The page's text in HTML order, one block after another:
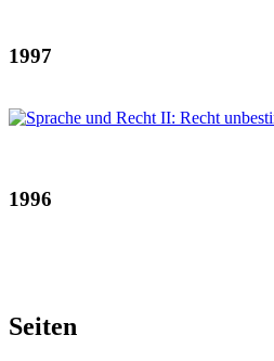
1997
1996
Seiten